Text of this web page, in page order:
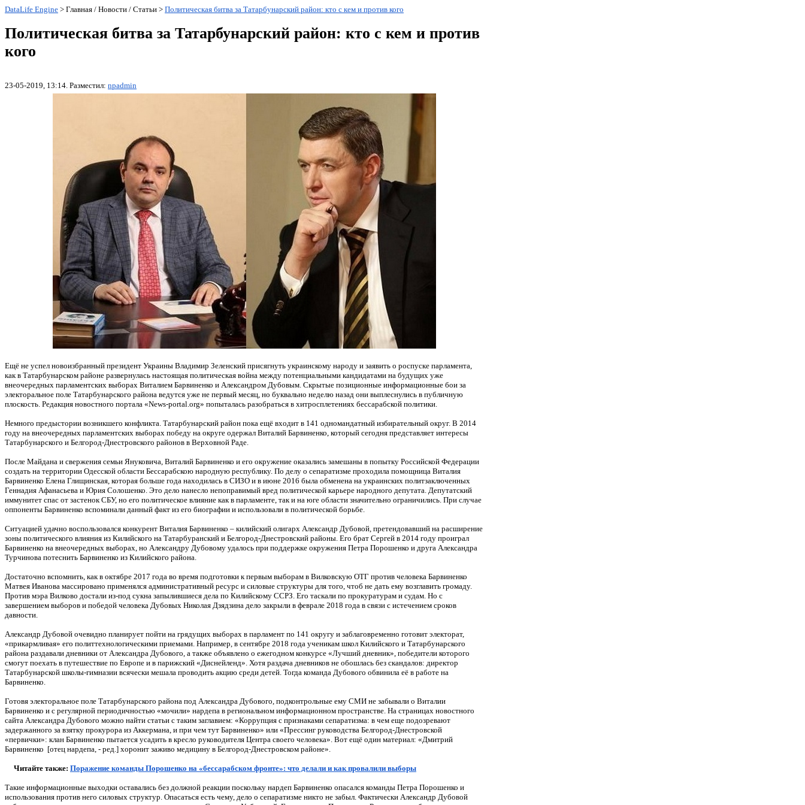
DataLife Engine > Главная / Новости / Статьи > Политическая битва за Татарбунарский район: кто с кем и против кого
Политическая битва за Татарбунарский район: кто с кем и против
кого
23-05-2019, 13:14. Разместил: npadmin
Ещё не успел новоизбранный президент Украины Владимир Зеленский присягнуть украинскому народу и заявить о роспуске парламента,
как в Татарбунарском районе развернулась настоящая политическая война между потенциальными кандидатами на будущих уже
внеочередных парламентских выборах Виталием Барвиненко и Александром Дубовым. Скрытые позиционные информационные бои за
электоральное поле Татарбунарского района ведутся уже не первый месяц, но буквально неделю назад они выплеснулись в публичную
плоскость. Редакция новостного портала «News-portal.org» попыталась разобраться в хитросплетениях бессарабской политики.
Немного предыстории возникшего конфликта. Татарбунарский район пока ещё входит в 141 одномандатный избирательный округ. В 2014
году на внеочередных парламентских выборах победу на округе одержал Виталий Барвиненко, который сегодня представляет интересы
Татарбунарского и Белгород-Днестровского районов в Верховной Раде.
После Майдана и свержения семьи Януковича, Виталий Барвиненко и его окружение оказались замешаны в попытку Российской Федерации
создать на территории Одесской области Бессарабскою народную республику. По делу о сепаратизме проходила помощница Виталия
Барвиненко Елена Глищинская, которая больше года находилась в СИЗО и в июне 2016 была обменена на украинских политзаключенных
Геннадия Афанасьева и Юрия Солошенко. Это дело нанесло непоправимый вред политической карьере народного депутата. Депутатский
иммунитет спас от застенок СБУ, но его политическое влияние как в парламенте, так и на юге области значительно ограничились. При случае
оппоненты Барвиненко вспоминали данный факт из его биографии и использовали в политической борьбе.
Ситуацией удачно воспользовался конкурент Виталия Барвиненко – килийский олигарх Александр Дубовой, претендовавший на расширение
зоны политического влияния из Килийского на Татарбуранский и Белгород-Днестровский районы. Его брат Сергей в 2014 году проиграл
Барвиненко на внеочередных выборах, но Александру Дубовому удалось при поддержке окружения Петра Порошенко и друга Александра
Турчинова потеснить Барвиненко из Килийского района.
Достаточно вспомнить, как в октябре 2017 года во время подготовки к первым выборам в Вилковскую ОТГ против человека Барвиненко
Матвея Иванова массировано применялся административный ресурс и силовые структуры для того, чтоб не дать ему возглавить громаду.
Против мэра Вилково достали из-под сукна запылившиеся дела по Килийскому ССРЗ. Его таскали по прокуратурам и судам. Но с
завершением выборов и победой человека Дубовых Николая Дзядзина дело закрыли в феврале 2018 года в связи с истечением сроков
давности.
Александр Дубовой очевидно планирует пойти на грядущих выборах в парламент по 141 округу и заблаговременно готовит электорат,
«прикармливая» его политтехнологическими приемами. Например, в сентябре 2018 года ученикам школ Килийского и Татарбунарского
района раздавали дневники от Александра Дубового, а также объявлено о ежегодном конкурсе «Лучший дневник», победители которого
смогут поехать в путешествие по Европе и в парижский «Диснейленд». Хотя раздача дневников не обошлась без скандалов: директор
Татарбунарской школы-гимназии всячески мешала проводить акцию среди детей. Тогда команда Дубового обвинила её в работе на
Барвиненко.
Готовя электоральное поле Татарбунарского района под Александра Дубового, подконтрольные ему СМИ не забывали о Виталии
Барвиненко и с регулярной периодичностью «мочили» нардепа в региональном информационном пространстве. На страницах новостного
сайта Александра Дубового можно найти статьи с таким заглавием: «Коррупция с признаками сепаратизма: в чем еще подозревают
задержанного за взятку прокурора из Аккермана, и при чем тут Барвиненко» или «Прессинг руководства Белгород-Днестровской
«первички»: клан Барвиненко пытается усадить в кресло руководителя Центра своего человека». Вот ещё один материал: «Дмитрий
Барвиненко [отец нардепа, - ред.] хоронит заживо медицину в Белгород-Днестровском районе».
Читайте также: Поражение команды Порошенко на «бессарабском фронте»: что делали и как провалили выборы
Такие информационные выходки оставались без должной реакции поскольку нардеп Барвиненко опасался команды Петра Порошенко и
использования против него силовых структур. Опасаться есть чему, дело о сепаратизме никто не забыл. Фактически Александр Дубовой